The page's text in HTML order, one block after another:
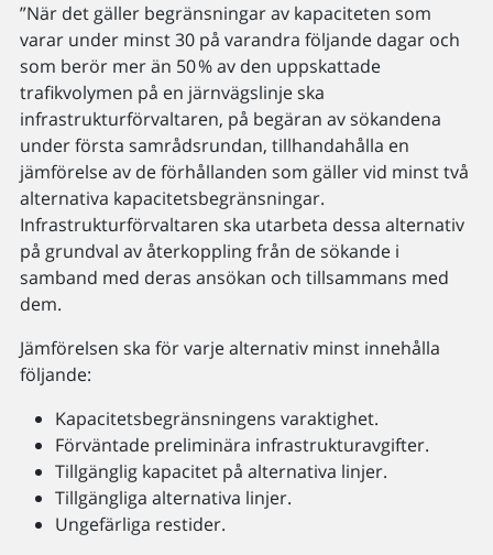
”När det gäller begränsningar av kapaciteten som
varar under minst 30 på varandra följande dagar och
som berör mer än 50 % av den uppskattade
trafikvolymen på en järnvägslinje ska
infrastrukturförvaltaren, på begäran av sökandena
under första samrådsrundan, tillhandahålla en
jämförelse av de förhållanden som gäller vid minst två
alternativa kapacitetsbegränsningar.
Infrastrukturförvaltaren ska utarbeta dessa alternativ
på grundval av återkoppling från de sökande i
samband med deras ansökan och tillsammans med
dem.
Jämförelsen ska för varje alternativ minst innehålla
följande:
Kapacitetsbegränsningens varaktighet.
Förväntade preliminära infrastrukturavgifter.
Tillgänglig kapacitet på alternativa linjer.
Tillgängliga alternativa linjer.
Ungefärliga restider.